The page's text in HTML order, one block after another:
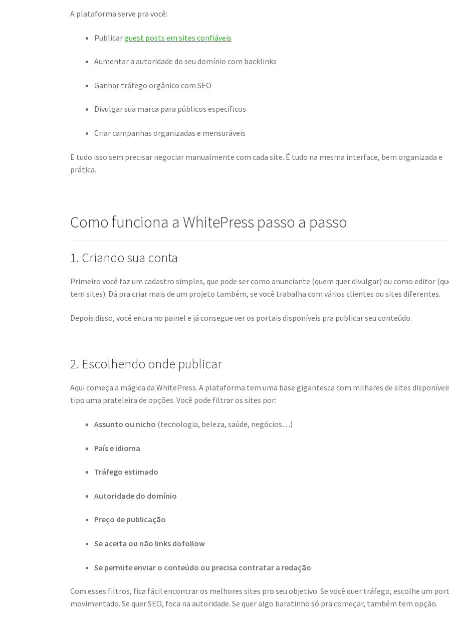
A plataforma serve pra você:
Publicarguest posts em sites confiáveis
Aumentar a autoridade do seu domínio com backlinks
Ganhar tráfego orgânico com SEO
Divulgar sua marca para públicos específicos
Criar campanhas organizadas e mensuráveis
E tudo isso sem precisar negociar manualmente com cada site. É tudo na mesma interface, bem organizada e
prática.
Como funciona a WhitePress passo a passo
1. Criando sua conta
Primeiro você faz um cadastro simples, que pode ser como anunciante (quem quer divulgar) ou como editor
tem sites). Dá pra criar mais de um projeto também, se você trabalha com vários clientes ou sites diferentes.
Depois disso, você entra no painel e já consegue ver os portais disponíveis pra publicar seu conteúdo.
2. Escolhendo onde publicar
Aqui começa a mágica da WhitePress. A plataforma tem uma base gigantesca com milhares de sites
tipo uma prateleira de opções. Você pode filtrar os sites por:
Assunto ou nicho (tecnologia, beleza, saúde, negócios…)
País e idioma
Tráfego estimado
Autoridade do domínio
Preço de publicação
Se aceita ou não links dofollow
Se permite enviar o conteúdo ou precisa contratar a redação
Com esses filtros, fica fácil encontrar os melhores sites pro seu objetivo. Se você quer tráfego, escolhe um
movimentado. Se quer SEO, foca na autoridade. Se quer algo baratinho só pra começar, também tem opção.